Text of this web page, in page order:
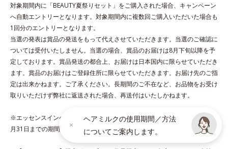
各商品の詳しい情報は商品ページをご覧ください。
・BEAUTY夏祭りは、 こちら
・エッセンスインヘアオイルは、こちら
［エッセンスインヘアミルク］
CMC類似成分、11種のアミノ酸をブレンドした毛髪補修成分●高保
水ミルク配合＝保水効果の高い毛髪保護成分●ヒートプロテイン配合
＝毛髪保護成分●シャイニーグロス成分配合＝ツヤ成分●アルコール
フリー
対象期間内に「BEAUTY夏祭りセット」をご購入された場合、キャンペーン
へ自動エントリーとなります。対象期間内に複数回ご購入いただいた場合も
1回分のエントリーとなります。
当選の発表は賞品の発送をもって代えさせていただきます。当選のご確認に
ついては受付いたしません。当選の場合、賞品のお届けは8月下旬以降を予
定しております。賞品発送の都合上、お届けは日本国内に限らせていただき
ます。賞品のお届けはご登録住所に限らせていただきます。お届け先のご指
定は出来かねます。ご了承ください。長期間のご不在など、お品物をお受け
取りいただけず弊社に返送された場合、再送付はいたしかねます。
※エッセンスインヘアオイル＋エッセンスインヘアミルクセットは2026年8
月31日までの期間限定・通販限定です。
ヘアミルクの使用期間／方法
についてご案内します。